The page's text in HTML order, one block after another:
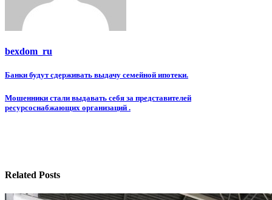
bexdom_ru
Навигация
по
записям
Банки будут сдерживать выдачу семейной ипотеки.
Мошенники стали выдавать себя за представителей
ресурсоснабжающих организаций .
Related Posts